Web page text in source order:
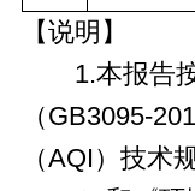
【说明】
1.本报告按
（GB3095-
（AQI）技术